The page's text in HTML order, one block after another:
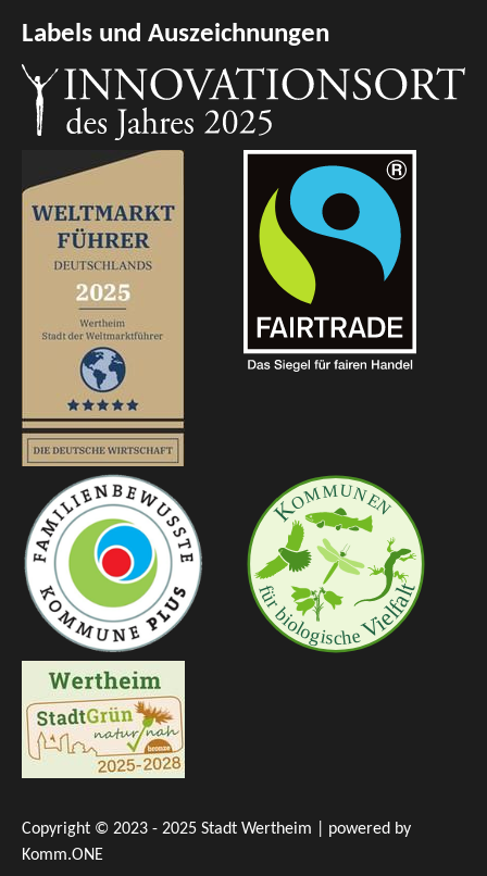
Labels und Auszeichnungen
Copyright © 2023 - 2025 Stadt Wertheim | powered by
Komm.ONE